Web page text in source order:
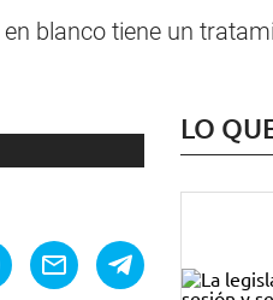
blanco tiene un
LO